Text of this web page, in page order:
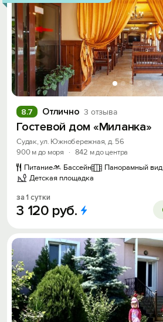
Отлично 3 отзыва
8.7
Гостевой дом «Миланка»
Судак, ул. Южнобережная, д. 56
900 м до моря
· 842 м до центра
Питание
Бассейн Панорамный вид
Детская площадка
за 1 сутки
3 120 руб.